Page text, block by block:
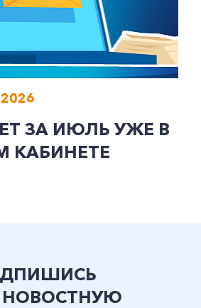
ЗА ИЮЛЬ УЖЕ В
КАБИНЕТЕ
НОВОСТНУЮ